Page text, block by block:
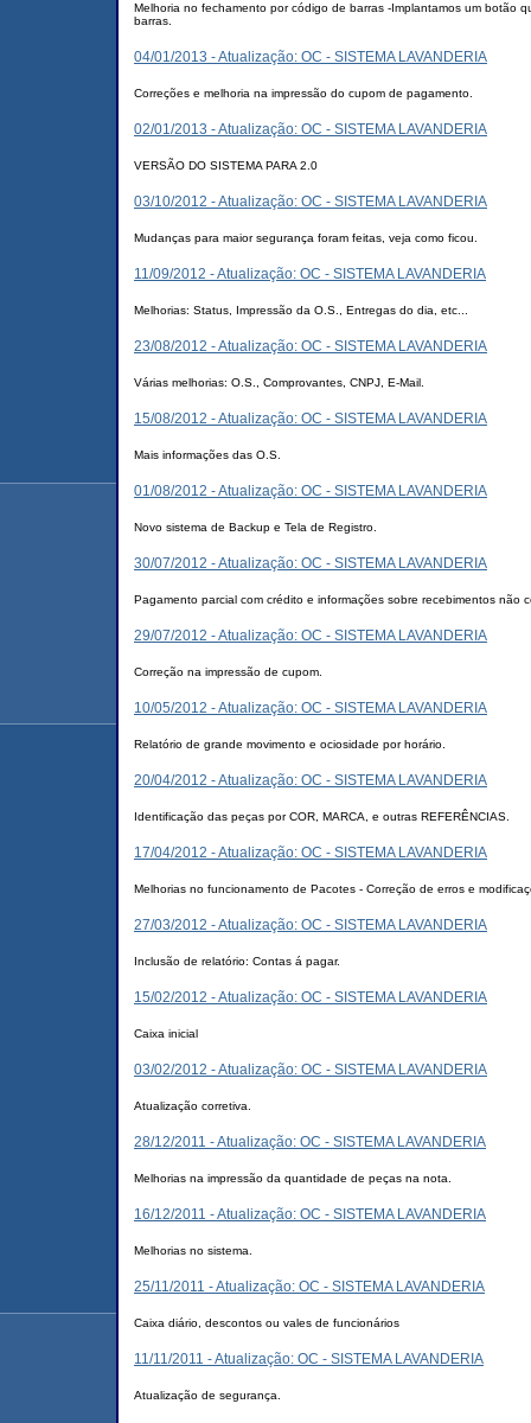
Melhoria no fechamento por código de barras -Implantamos um botão
barras.
04/01/2013 - Atualização: OC - SISTEMA LAVANDERIA
Correções e melhoria na impressão do cupom de pagamento.
02/01/2013 - Atualização: OC - SISTEMA LAVANDERIA
VERSÃO DO SISTEMA PARA 2.0
03/10/2012 - Atualização: OC - SISTEMA LAVANDERIA
Mudanças para maior segurança foram feitas, veja como ficou.
11/09/2012 - Atualização: OC - SISTEMA LAVANDERIA
Melhorias: Status, Impressão da O.S., Entregas do dia, etc...
23/08/2012 - Atualização: OC - SISTEMA LAVANDERIA
Várias melhorias: O.S., Comprovantes, CNPJ, E-Mail.
15/08/2012 - Atualização: OC - SISTEMA LAVANDERIA
Mais informações das O.S.
01/08/2012 - Atualização: OC - SISTEMA LAVANDERIA
Novo sistema de Backup e Tela de Registro.
30/07/2012 - Atualização: OC - SISTEMA LAVANDERIA
Pagamento parcial com crédito e informações sobre recebimentos não
29/07/2012 - Atualização: OC - SISTEMA LAVANDERIA
Correção na impressão de cupom.
10/05/2012 - Atualização: OC - SISTEMA LAVANDERIA
Relatório de grande movimento e ociosidade por horário.
20/04/2012 - Atualização: OC - SISTEMA LAVANDERIA
Identificação das peças por COR, MARCA, e outras REFERÊNCIAS.
17/04/2012 - Atualização: OC - SISTEMA LAVANDERIA
Melhorias no funcionamento de Pacotes - Correção de erros e
27/03/2012 - Atualização: OC - SISTEMA LAVANDERIA
Inclusão de relatório: Contas á pagar.
15/02/2012 - Atualização: OC - SISTEMA LAVANDERIA
Caixa inicial
03/02/2012 - Atualização: OC - SISTEMA LAVANDERIA
Atualização corretiva.
28/12/2011 - Atualização: OC - SISTEMA LAVANDERIA
Melhorias na impressão da quantidade de peças na nota.
16/12/2011 - Atualização: OC - SISTEMA LAVANDERIA
Melhorias no sistema.
25/11/2011 - Atualização: OC - SISTEMA LAVANDERIA
Caixa diário, descontos ou vales de funcionários
11/11/2011 - Atualização: OC - SISTEMA LAVANDERIA
Atualização de segurança.